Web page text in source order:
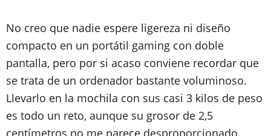
No creo que nadie espere ligereza ni diseño
compacto en un portátil gaming con doble
pantalla, pero por si acaso conviene recordar que
se trata de un ordenador bastante voluminoso.
Llevarlo en la mochila con sus casi 3 kilos de peso
es todo un reto, aunque su grosor de 2,5
centímetros no me parece desproporcionado.